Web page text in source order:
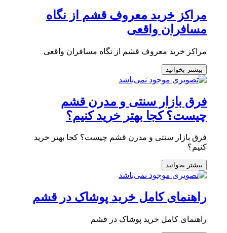
مراکز خرید معروف قشم از نگاه
مسافران واقعی
مراکز خرید معروف قشم از نگاه مسافران واقعی
بیشتر بخوانید
فرق بازار سنتی و مدرن قشم
چیست؟ کجا بهتر خرید کنیم؟
فرق بازار سنتی و مدرن قشم چیست؟ کجا بهتر خرید
کنیم؟
بیشتر بخوانید
راهنمای کامل خرید پوشاک در قشم
راهنمای کامل خرید پوشاک در قشم